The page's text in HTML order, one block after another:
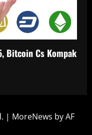
Bitcoin Cs Kompak
| MoreNews by AF